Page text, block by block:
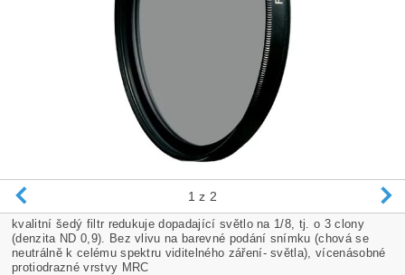
1 z 2
kvalitní šedý filtr redukuje dopadající světlo na 1/8, tj. o 3 clony
(denzita ND 0,9). Bez vlivu na barevné podání snímku (chová se
neutrálně k celému spektru viditelného záření- světla), vícenásobné
protiodrazné vrstvy MRC